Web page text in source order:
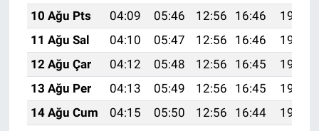
10 Ağu Pts
04:09 05:46 12:56 16:46
19:57
11 Ağu Sal
04:10 05:47 12:56 16:46
19:56
12 Ağu Çar
04:12 05:48 12:56 16:45
19:55
13 Ağu Per
04:13 05:49 12:56 16:45
19:53
14 Ağu Cum
04:15 05:50 12:56 16:44
19:52